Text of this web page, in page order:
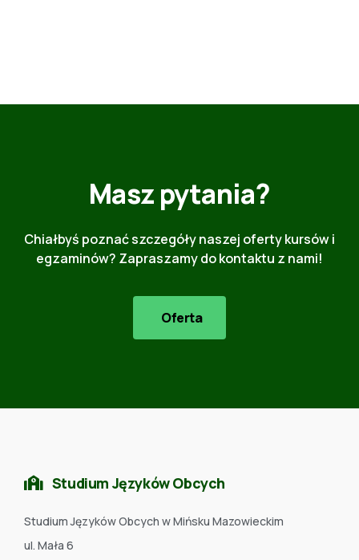
Masz pytania?
Chiałbyś poznać szczegóły naszej oferty kursów i
egzaminów? Zapraszamy do kontaktu z nami!
Oferta
Studium Języków Obcych
Studium Języków Obcych w Mińsku Mazowieckim
ul. Mała 6